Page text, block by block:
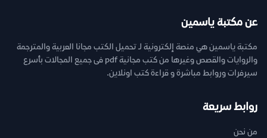
عن مكتبة ياسمين
مكتبة ياسمين هي منصة إلكترونية لـ تحميل الكتب مجانا العربية والمترجمة
والروايات والقصص وغيرها من كتب مجانية pdf فى جميع المجالات بأسرع
سيرفرات وروابط مباشرة و قراءة كتب اونلاين.
روابط سريعة
من نحن